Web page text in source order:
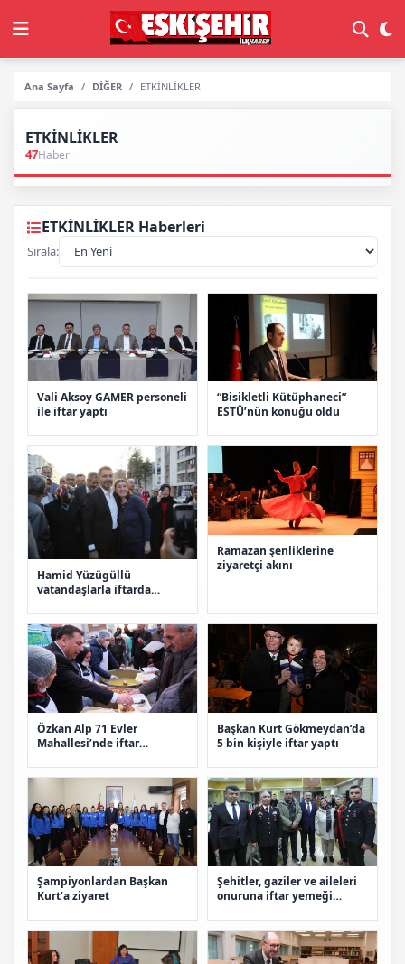
Ana Sayfa DİĞER ETKİNLİKLER
ETKİNLİKLER
47Haber
ETKİNLİKLER Haberleri
Sırala:
Vali Aksoy GAMER personeli
ile iftar yaptı
“Bisikletli Kütüphaneci”
ESTÜ’nün konuğu oldu
Hamid Yüzügüllü
vatandaşlarla iftarda
Ramazan şenliklerine
ziyaretçi akını
Özkan Alp 71 Evler
Mahallesi’nde iftar
Başkan Kurt Gökmeydan’da
5 bin kişiyle iftar yaptı
Şampiyonlardan Başkan
Kurt’a ziyaret
Şehitler, gaziler ve aileleri
onuruna iftar yemeği